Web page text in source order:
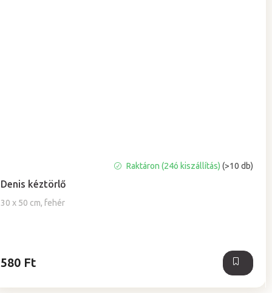
Denis kéztörlő
30 x 50 cm, fehér
termék
átlagos
értékelése
Raktáron (24ó kiszállítás)(>10 db)
580 Ft